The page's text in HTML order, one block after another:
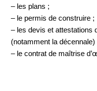
– les plans ;
– le permis de construire ;
– les devis et attestations
(notamment la décennale)
– le contrat de maîtrise